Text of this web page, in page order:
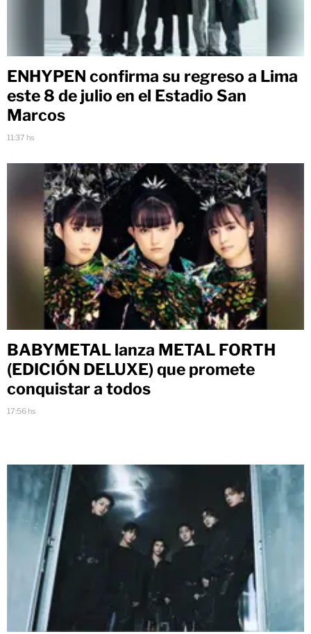
ENHYPEN confirma su regreso a Lima
este 8 de julio en el Estadio San
Marcos
11:37 hs
BABYMETAL lanza METAL FORTH
(EDICIÓN DELUXE) que promete
conquistar a todos
17:56 hs